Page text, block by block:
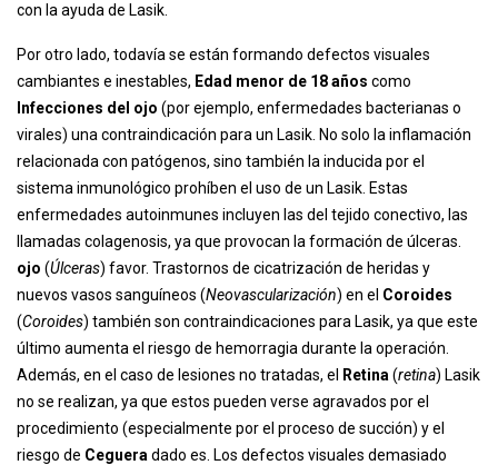
con la ayuda de Lasik.
Por otro lado, todavía se están formando defectos visuales
cambiantes e inestables, Edad menor de 18 años como
Infecciones del ojo (por ejemplo, enfermedades bacterianas o
virales) una contraindicación para un Lasik. No solo la inflamación
relacionada con patógenos, sino también la inducida por el
sistema inmunológico prohíben el uso de un Lasik. Estas
enfermedades autoinmunes incluyen las del tejido conectivo, las
llamadas colagenosis, ya que provocan la formación de úlceras.
ojo (Úlceras) favor. Trastornos de cicatrización de heridas y
nuevos vasos sanguíneos (Neovascularización) en el Coroides
(Coroides) también son contraindicaciones para Lasik, ya que este
último aumenta el riesgo de hemorragia durante la operación.
Además, en el caso de lesiones no tratadas, el
Retina (retina) Lasik
no se realizan, ya que estos pueden verse agravados por el
procedimiento (especialmente por el proceso de succión) y el
riesgo de Ceguera dado es. Los defectos visuales demasiado